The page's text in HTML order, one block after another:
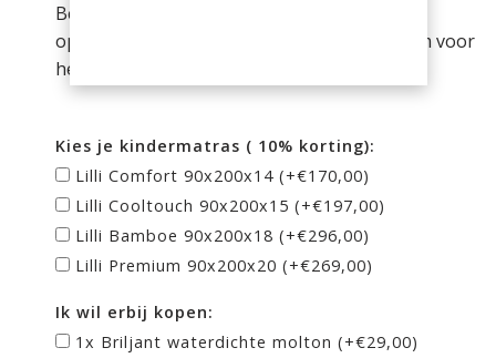
Bedbank Nanne (90x200cm) met slaap -en
opberglades. Nu met gratis 90x200 rolbodem voor
het bovenbed en bodem voor de logeerlade.
Kies je kindermatras ( 10% korting):
Lilli Comfort 90x200x14 (+€170,00)
Lilli Cooltouch 90x200x15 (+€197,00)
Lilli Bamboe 90x200x18 (+€296,00)
Lilli Premium 90x200x20 (+€269,00)
Ik wil erbij kopen:
1x Briljant waterdichte molton (+€29,00)